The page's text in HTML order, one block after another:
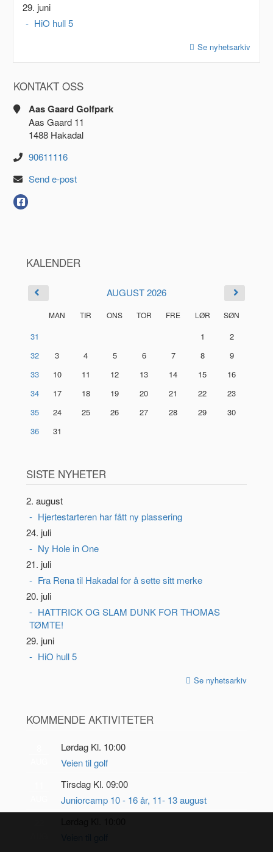
29. juni
HiO hull 5
Se nyhetsarkiv
KONTAKT OSS
Aas Gaard Golfpark
Aas Gaard 11
1488 Hakadal
90611116
Send e-post
KALENDER
AUGUST 2026
MAN TIR ONS TOR FRE LØR SØN
31 1
2
32
3 4 5 6 7 8
9
33
10 11 12 13 14 15
16
34
17 18 19 20 21 22
23
35
24 25 26 27 28 29
30
36
31
SISTE NYHETER
2. august
Hjertestarteren har fått ny plassering
24. juli
Ny Hole in One
21. juli
Fra Rena til Hakadal for å sette sitt merke
20. juli
HATTRICK OG SLAM DUNK FOR THOMAS
TØMTE!
29. juni
HiO hull 5
Se nyhetsarkiv
KOMMENDE AKTIVITETER
Lørdag Kl. 10:00
Veien til golf
Tirsdag Kl. 09:00
Juniorcamp 10 - 16 år, 11- 13 august